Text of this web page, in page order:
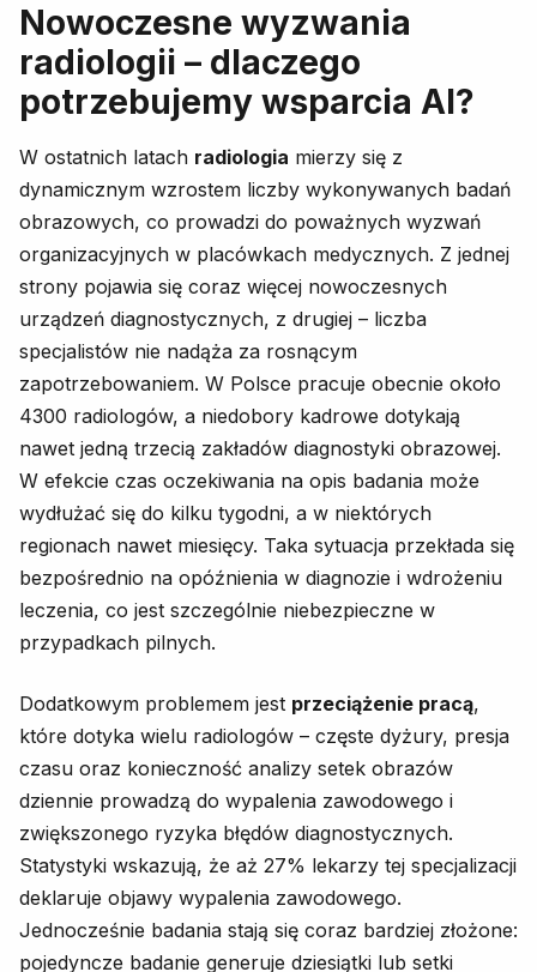
Nowoczesne wyzwania
radiologii – dlaczego
potrzebujemy wsparcia AI?
W ostatnich latach radiologia mierzy się z
dynamicznym wzrostem liczby wykonywanych badań
obrazowych, co prowadzi do poważnych wyzwań
organizacyjnych w placówkach medycznych. Z jednej
strony pojawia się coraz więcej nowoczesnych
urządzeń diagnostycznych, z drugiej – liczba
specjalistów nie nadąża za rosnącym
zapotrzebowaniem. W Polsce pracuje obecnie około
4300 radiologów, a niedobory kadrowe dotykają
nawet jedną trzecią zakładów diagnostyki obrazowej.
W efekcie czas oczekiwania na opis badania może
wydłużać się do kilku tygodni, a w niektórych
regionach nawet miesięcy. Taka sytuacja przekłada się
bezpośrednio na opóźnienia w diagnozie i wdrożeniu
leczenia, co jest szczególnie niebezpieczne w
przypadkach pilnych.
Dodatkowym problemem jest przeciążenie pracą,
które dotyka wielu radiologów – częste dyżury, presja
czasu oraz konieczność analizy setek obrazów
dziennie prowadzą do wypalenia zawodowego i
zwiększonego ryzyka błędów diagnostycznych.
Statystyki wskazują, że aż 27% lekarzy tej specjalizacji
deklaruje objawy wypalenia zawodowego.
Jednocześnie badania stają się coraz bardziej złożone:
pojedyncze badanie generuje dziesiątki lub setki